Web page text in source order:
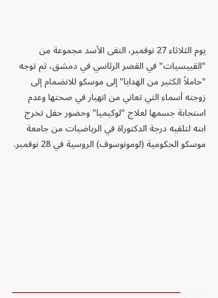
يوم الثلاثاء 27 نوفمبر، التقى الأسد مجموعة من
"القبيسيات" في القصر الرئاسي في دمشق، ثم توجه
"حاملاً الكثير من الهدايا" إلى موسكو للانضمام إلى
زوجته أسماء التي تعاني من انهيار في صحتها وعدم
استجابة جسمها لعلاج "لوكيميا" وحضور حفل تخرج
ابنه لتلقيه درجة الدكتوراة في الرياضيات من جامعة
موسكو الحكومية (لومونوسوف) الروسية في 28 نوفمبر.